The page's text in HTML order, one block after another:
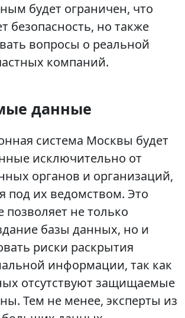
будет ограничен, что
безопасность, но также
вопросы о реальной
компаний.
данные
система Москвы будет
исключительно от
органов и организаций,
под их ведомством. Это
позволяет не только
базы данных, но и
риски раскрытия
информации, так как
отсутствуют защищаемые
Тем не менее, эксперты из